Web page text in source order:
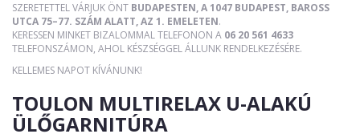
SZERETETTEL VÁRJUK ÖNT BUDAPESTEN, A 1047 BUDAPEST, BAROSS
UTCA 75–77. SZÁM ALATT, AZ 1. EMELETEN.
KERESSEN MINKET BIZALOMMAL TELEFONON A 06 20 561 4633
TELEFONSZÁMON, AHOL KÉSZSÉGGEL ÁLLUNK RENDELKEZÉSÉRE.
KELLEMES NAPOT KÍVÁNUNK!
TOULON MULTIRELAX U-ALAKÚ
ÜLŐGARNITÚRA